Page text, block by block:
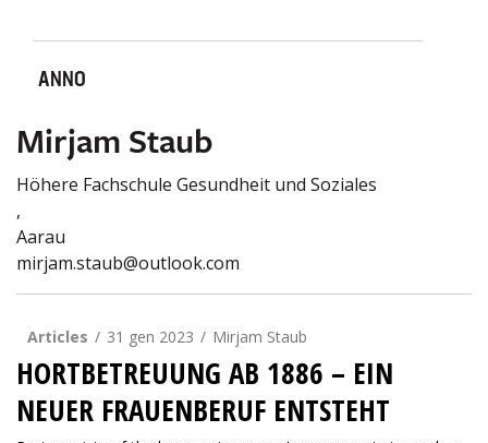
ANNO
Mirjam Staub
Höhere Fachschule Gesundheit und Soziales
,
Aarau
mirjam.staub@outlook.com
Articles 31 gen 2023 Mirjam Staub
HORTBETREUUNG AB 1886 – EIN
NEUER FRAUENBERUF ENTSTEHT